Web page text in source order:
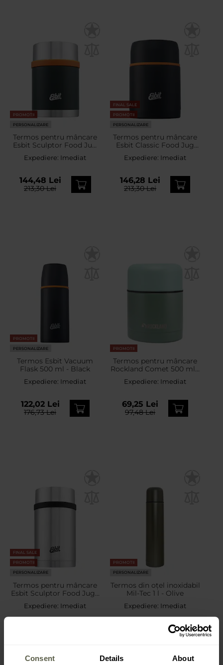
Consent Details About
PROMOTII
PERSONALIZARE
Termos pentru mâncare
Esbit Sculptor Food Jug
750 ml - Forest Green
Expediere: Imediat
144,48 Lei
213,30 Lei
FINAL SALE
PROMOTII
PERSONALIZARE
Termos pentru mâncare
Esbit Classic Food Jug
750 ml - Black
Expediere: Imediat
146,28 Lei
213,30 Lei
PROMOTII
PERSONALIZARE
Termos Esbit Vacuum
Flask 500 ml - Black
Expediere: Imediat
122,02 Lei
176,73 Lei
PROMOTII
Termos pentru mâncare
Rockland Comet 500 ml -
Expediere: Imediat
69,25 Lei
97,48 Lei
FINAL SALE
PROMOTII
PERSONALIZARE
Termos pentru mâncare
Esbit Sculptor Food Jug 1
l - Stainless Steel
Expediere: Imediat
PROMOTII
PERSONALIZARE
Termos din oțel inoxidabil
Mil-Tec 1 l - Olive
Expediere: Imediat